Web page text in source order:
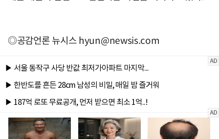
◎공감언론 뉴시스hyun@newsis.com